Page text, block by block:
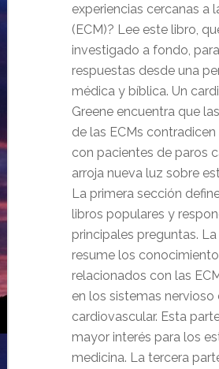
experiencias cercanas a
(ECM)? Lee este libro,
investigado a fondo,
respuestas desde una
médica y bíblica. Un
Greene encuentra que
de las ECMs
con pacientes de paros
arroja nueva luz sobre
La primera sección
libros populares y
principales preguntas.
resume los
relacionados con las
en los sistemas nervioso
cardiovascular. Esta
mayor interés para los
medicina. La tercera